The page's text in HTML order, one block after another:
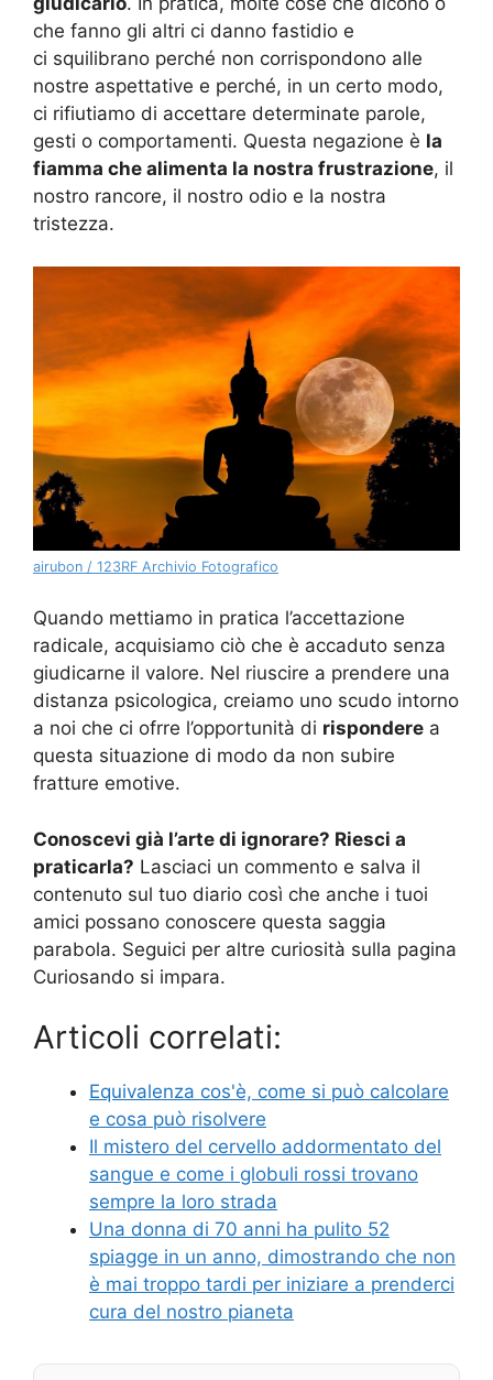
che fanno gli altri ci danno fastidio e
ci squilibrano perché non corrispondono alle
nostre aspettative e perché, in un certo modo,
ci rifiutiamo di accettare determinate parole,
gesti o comportamenti. Questa negazione è la
fiamma che alimenta la nostra frustrazione, il
nostro rancore, il nostro odio e la nostra
tristezza.
airubon / 123RF Archivio Fotografico
Quando mettiamo in pratica l’accettazione
radicale, acquisiamo ciò che è accaduto senza
giudicarne il valore. Nel riuscire a prendere una
distanza psicologica, creiamo uno scudo intorno
a noi che ci ofrre l’opportunità di rispondere a
questa situazione di modo da non subire
fratture emotive.
Conoscevi già l’arte di ignorare? Riesci a
praticarla? Lasciaci un commento e salva il
contenuto sul tuo diario così che anche i tuoi
amici possano conoscere questa saggia
parabola. Seguici per altre curiosità sulla pagina
Curiosando si impara.
Articoli correlati:
Equivalenza cos'è, come si può calcolare
e cosa può risolvere
Il mistero del cervello addormentato del
sangue e come i globuli rossi trovano
sempre la loro strada
Una donna di 70 anni ha pulito 52
spiagge in un anno, dimostrando che non
è mai troppo tardi per iniziare a prenderci
cura del nostro pianeta